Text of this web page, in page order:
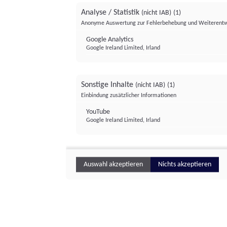
Analyse / Statistik (nicht IAB) (1)
Anonyme Auswertung zur Fehlerbehebung und
Google Analytics
Google Ireland Limited, Irland
Sonstige Inhalte (nicht IAB) (1)
Einbindung zusätzlicher Informationen
YouTube
Google Ireland Limited, Irland
Auswahl akzeptieren Nichts akzeptieren